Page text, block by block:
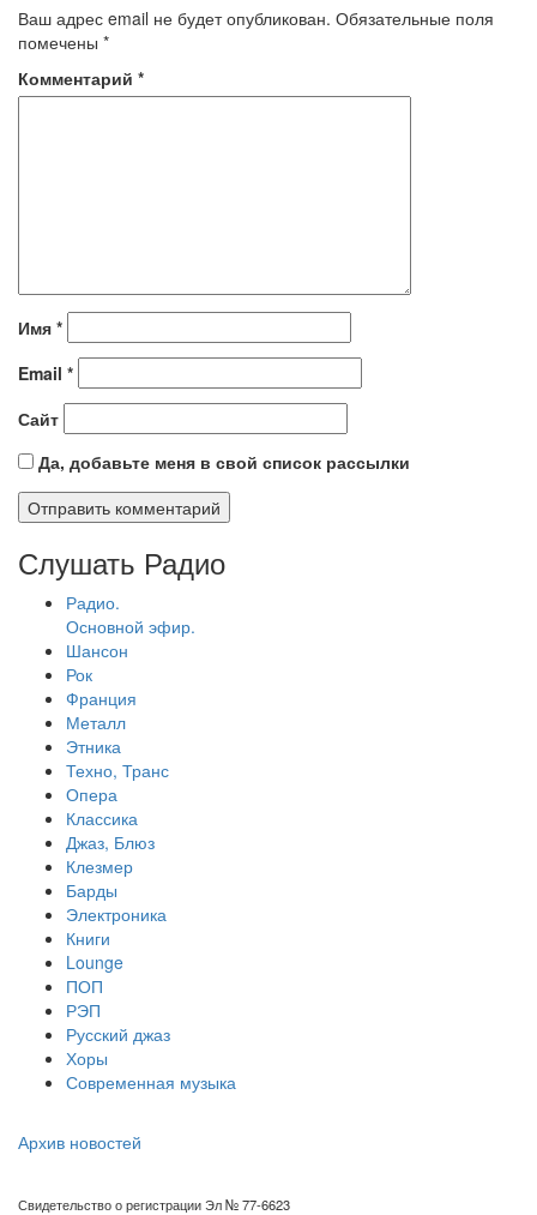
Ваш адрес email не будет опубликован. Обязательные поля
помечены *
Комментарий *
Имя *
Email *
Сайт
Да, добавьте меня в свой список рассылки
Слушать Радио
Радио.
Основной эфир.
Шансон
Рок
Франция
Металл
Этника
Техно, Транс
Опера
Классика
Джаз, Блюз
Клезмер
Барды
Электроника
Книги
Lounge
ПОП
РЭП
Русский джаз
Хоры
Современная музыка
Архив новостей
Свидетельство о регистрации Эл № 77-6623